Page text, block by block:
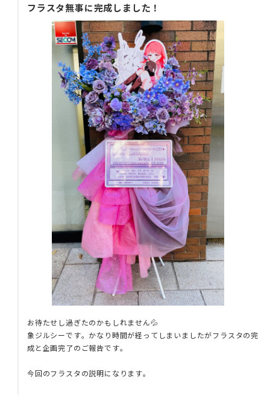
フラスタ無事に完成しました！
お待たせし過ぎたのかもしれません💦
象ジルシーです。かなり時間が経ってしまいましたがフラスタの完
成と企画完了のご報告です。
今回のフラスタの説明になります。